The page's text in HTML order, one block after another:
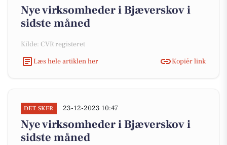
Nye virksomheder i Bjæverskov i
sidste måned
Kilde: CVR registeret
Læs hele artiklen her
Kopiér link
DET SKER 23-12-2023 10:47
Nye virksomheder i Bjæverskov i
sidste måned